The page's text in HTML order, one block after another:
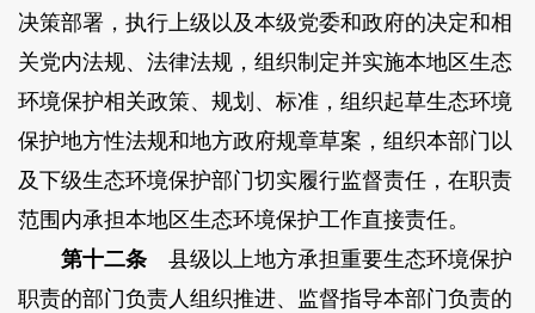
决策部署，执行上级以及本级党委和政府的决定和相
关党内法规、法律法规，组织制定并实施本地区生态
环境保护相关政策、规划、标准，组织起草生态环境
保护地方性法规和地方政府规章草案，组织本部门以
及下级生态环境保护部门切实履行监督责任，在职责
范围内承担本地区生态环境保护工作直接责任。
第十二条县级以上地方承担重要生态环境保护
职责的部门负责人组织推进、监督指导本部门负责的